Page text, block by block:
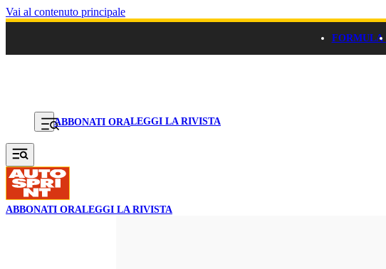
Vai al contenuto principale
FORMULA
ABBONATI ORALEGGI LA RIVISTA
ABBONATI ORALEGGI LA RIVISTA